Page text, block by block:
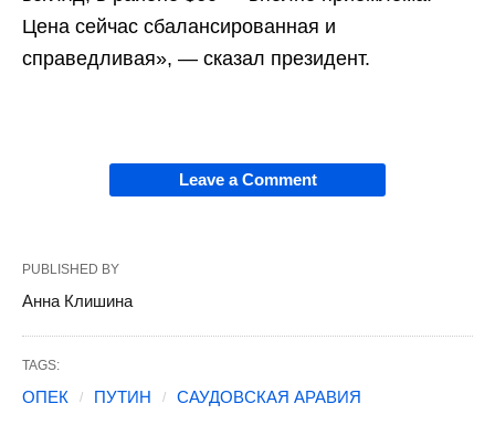
Цена сейчас сбалансированная и
справедливая», — сказал президент.
Leave a Comment
PUBLISHED BY
Анна Клишина
TAGS:
ОПЕК ПУТИН САУДОВСКАЯ АРАВИЯ